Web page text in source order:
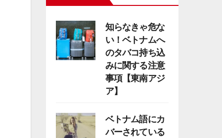
知らなきゃ危な
い！ベトナムへ
のタバコ持ち込
みに関する注意
事項【東南アジ
ア】
ベトナム語にカ
バーされている